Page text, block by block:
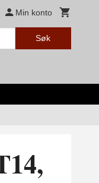
Min konto
Søk